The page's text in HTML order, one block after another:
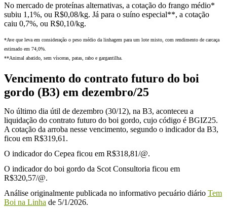
No mercado de proteínas alternativas, a cotação do frango médio*
subiu 1,1%, ou R$0,08/kg. Já para o suíno especial**, a cotação
caiu 0,7%, ou R$0,10/kg.
*Ave que leva em consideração o peso médio da linhagem para um lote misto, com rendimento de carcaça
estimado em 74,0%.
**Animal abatido, sem vísceras, patas, rabo e gargantilha.
Vencimento do contrato futuro do boi
gordo (B3) em dezembro/25
No último dia útil de dezembro (30/12), na B3, aconteceu a
liquidação do contrato futuro do boi gordo, cujo código é BGIZ25.
A cotação da arroba nesse vencimento, segundo o indicador da B3,
ficou em R$319,61.
O indicador do Cepea ficou em R$318,81/@.
O indicador do boi gordo da Scot Consultoria ficou em
R$320,57/@.
Análise originalmente publicada no informativo pecuário diário Tem
Boi na Linha de 5/1/2026.